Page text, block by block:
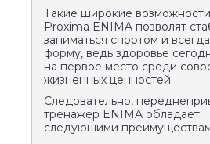
Такие широкие
Proxima ENIMA позволят
заниматься спортом и
форму, ведь здоровье
на первое место среди
жизненных ценностей.
Следовательно,
тренажер ENIMA обладает
следующими